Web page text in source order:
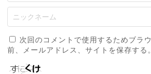
次回のコメントで使用するためブラ
前、メールアドレス、サイトを保存する。